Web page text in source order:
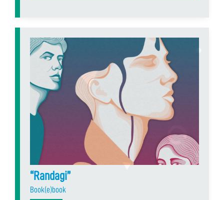
“Randagi”
Book(e)book